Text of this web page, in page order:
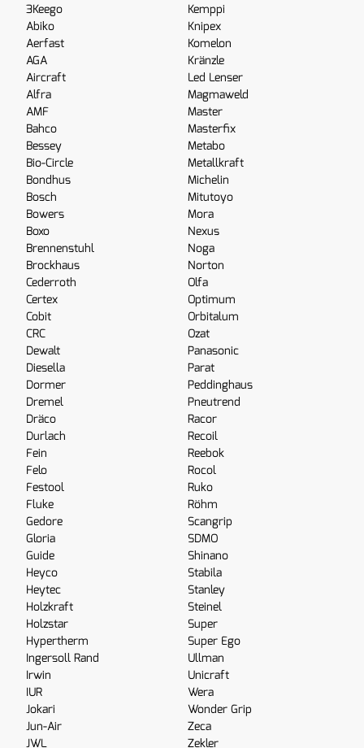
3Keego
Abiko
Aerfast
AGA
Aircraft
Alfra
AMF
Bahco
Bessey
Bio-Circle
Bondhus
Bosch
Bowers
Boxo
Brennenstuhl
Brockhaus
Cederroth
Certex
Cobit
CRC
Dewalt
Diesella
Dormer
Dremel
Dräco
Durlach
Fein
Felo
Festool
Fluke
Gedore
Gloria
Guide
Heyco
Heytec
Holzkraft
Holzstar
Hypertherm
Ingersoll Rand
Irwin
IUR
Jokari
Jun-Air
JWL
Kemppi
Knipex
Komelon
Kränzle
Led Lenser
Magmaweld
Master
Masterfix
Metabo
Metallkraft
Michelin
Mitutoyo
Mora
Nexus
Noga
Norton
Olfa
Optimum
Orbitalum
Ozat
Panasonic
Parat
Peddinghaus
Pneutrend
Racor
Recoil
Reebok
Rocol
Ruko
Röhm
Scangrip
SDMO
Shinano
Stabila
Stanley
Steinel
Super
Super Ego
Ullman
Unicraft
Wera
Wonder Grip
Zeca
Zekler